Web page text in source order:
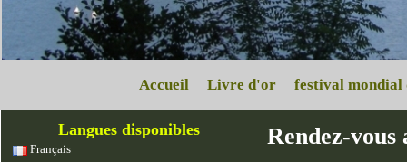
Accueil Livre d'or festival mondial
Langues disponibles
Français
Rendez-vous